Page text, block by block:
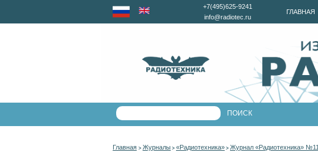
ГЛАВНАЯ
+7(495)625-9241
info@radiotec.ru
Главная > Журналы > «Радиотехника» > Журнал «Радиотехника» №11